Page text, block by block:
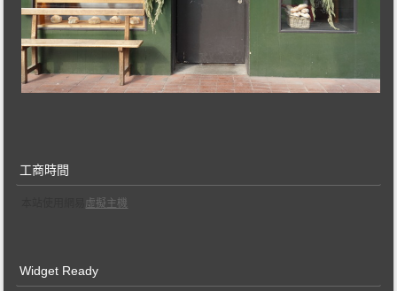
工商時間
虛擬主機
Widget Ready